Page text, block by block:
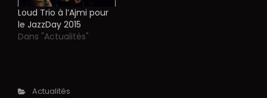
Loud Trio à l’Ajmi pour
le JazzDay 2015
Dans "Actualités"
Categories
Actualités